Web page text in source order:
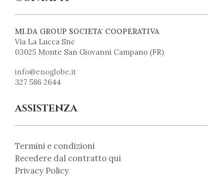
MI.DA GROUP SOCIETA' COOPERATIVA
Via La Lucca Snc
03025 Monte San Giovanni Campano (FR)
info@enoglobe.it
327 586 2644
ASSISTENZA
Termini e condizioni
Recedere dal contratto qui
Privacy Policy